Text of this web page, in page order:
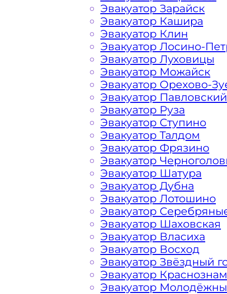
Расчет стоимости эвакуатора за
конкретном случае
порадовать доступными ценами
и гостей Столицы.
На стоимость эвакуации
Габариты, вес и тип
Заказанный эвакуатор
платформой
Маршрут от места вызова
Затрудняющие факторы –
передач (АКПП)
Эвакуатор Зарайск
Эвакуатор Кашира
Эвакуатор Клин
Эвакуатор Лосино-
Эвакуатор Луховицы
Эвакуатор Можайск
Эвакуатор Орехово-
Эвакуатор
Эвакуатор Руза
Эвакуатор Ступино
Эвакуатор Талдом
Эвакуатор Фрязино
Эвакуатор
Эвакуатор Шатура
Эвакуатор Дубна
Эвакуатор Лотошино
Эвакуатор
Эвакуатор Шаховская
Эвакуатор Власиха
Эвакуатор Восход
Эвакуатор Звёздный
Эвакуатор
Эвакуатор